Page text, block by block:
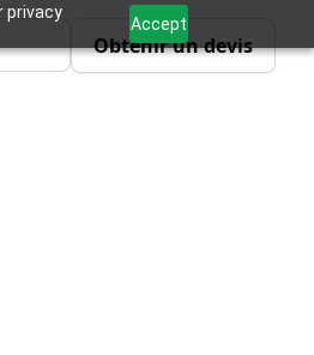
privacy
Accept
Obtenir un devis